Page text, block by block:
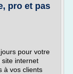
pro et pas
pour votre
internet
à vos clients